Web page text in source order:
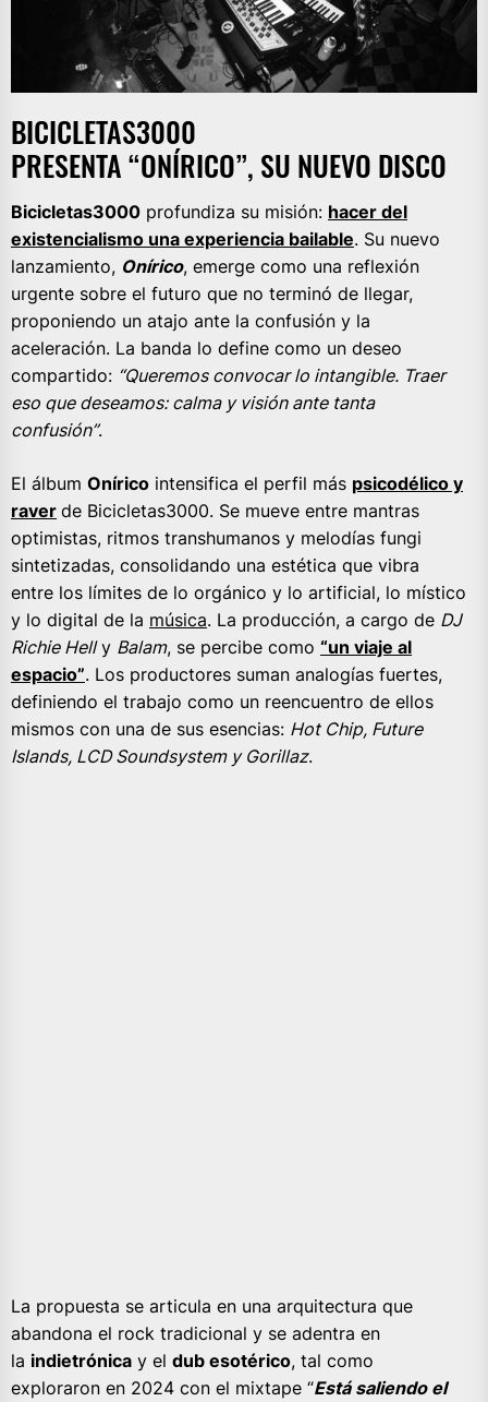
BICICLETAS3000
PRESENTA “ONÍRICO”, SU NUEVO DISCO
Bicicletas3000 profundiza su misión: hacer del
existencialismo una experiencia bailable. Su nuevo
lanzamiento, Onírico, emerge como una reflexión
urgente sobre el futuro que no terminó de llegar,
proponiendo un atajo ante la confusión y la
aceleración. La banda lo define como un deseo
compartido: “Queremos convocar lo intangible. Traer
eso que deseamos: calma y visión ante tanta
confusión”.
El álbum Onírico intensifica el perfil más psicodélico y
raver de Bicicletas3000. Se mueve entre mantras
optimistas, ritmos transhumanos y melodías fungi
sintetizadas, consolidando una estética que vibra
entre los límites de lo orgánico y lo artificial, lo místico
y lo digital de la música. La producción, a cargo de DJ
Richie Helly Balam, se percibe como “un viaje al
espacio”. Los productores suman analogías fuertes,
definiendo el trabajo como un reencuentro de ellos
mismos con una de sus esencias: Hot Chip, Future
Islands, LCD Soundsystem y Gorillaz.
La propuesta se articula en una arquitectura que
abandona el rock tradicional y se adentra en
la indietrónica y el dub esotérico, tal como
exploraron en 2024 con el mixtape “Está saliendo el